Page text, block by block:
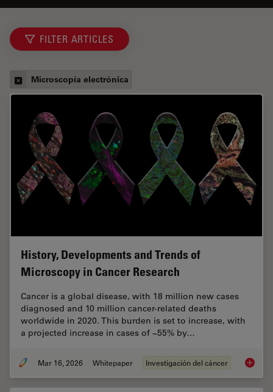
FILTER ARTICLES
Microscopía electrónica
History, Developments and Trends of
Microscopy in Cancer Research
Cancer is a global disease, with 18 million new cases
diagnosed and 10 million cancer-related deaths
worldwide in 2020. This burden is set to increase, with
a projected increase in cases of ~55% by…
Mar 16, 2026 Whitepaper Investigación del cáncer